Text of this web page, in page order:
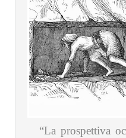
“La prospettiva